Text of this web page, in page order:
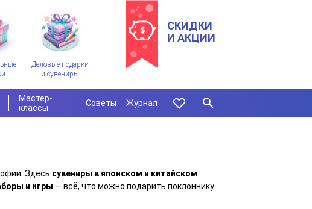
Деловые подарки
и сувениры
СКИДКИ
И АКЦИИ
Мастер-
классы
Советы Журнал
Здесь сувениры в японском и китайском
и игры — всё, что можно подарить поклоннику